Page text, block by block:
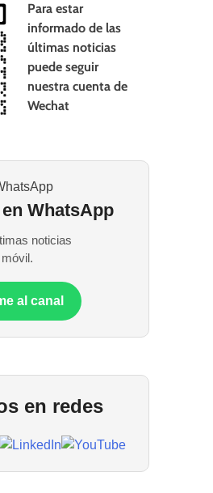
Para estar
informado de las
últimas noticias
puede seguir
nuestra cuenta de
Wechat
WhatsApp
noticias
al canal
en redes